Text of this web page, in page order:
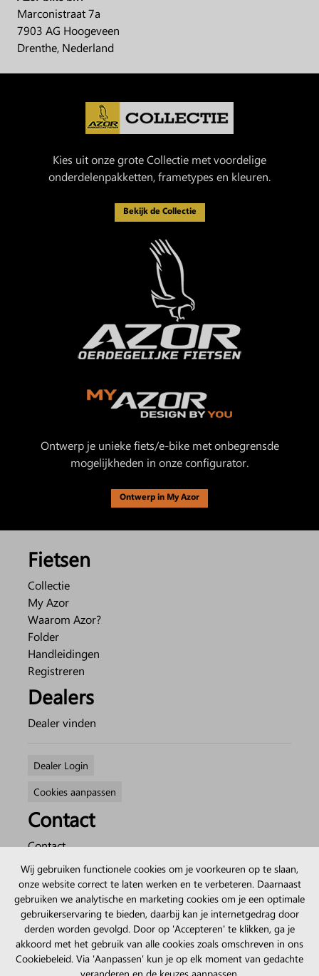
Wij gebruiken functionele cookies om je voorkeuren op te slaan,
onze website correct te laten werken en te verbeteren. Daarnaast
gebruiken we analytische en marketing cookies om je een optimale
gebruikerservaring te bieden, daarbij kan je internetgedrag door
derden worden gevolgd. Door op 'Accepteren' te klikken, ga je
akkoord met het gebruik van alle cookies zoals omschreven in ons
Cookiebeleid. Via 'Aanpassen' kun je op elk moment van gedachte
veranderen en de keuzes aanpassen.
Marconistraat 7a
7903 AG Hoogeveen
Drenthe, Nederland
Kies uit onze grote Collectie met voordelige
onderdelenpakketten, frametypes en kleuren.
Bekijk de Collectie
Ontwerp je unieke fiets/e-bike met onbegrensde
mogelijkheden in onze configurator.
Ontwerp in My Azor
Fietsen
Collectie
My Azor
Waarom Azor?
Folder
Handleidingen
Registreren
Dealers
Dealer vinden
Dealer Login
Cookies aanpassen
Contact
Contact
Over Azor
Werken bij Azor
My Azor
Mijn account
Configurator